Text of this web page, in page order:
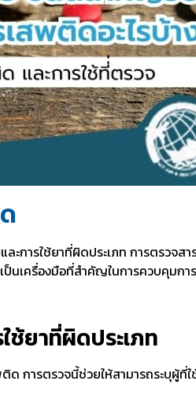
การใช้ยาที่ผิดประเภท การตรวจส
เครื่องมือที่สำคัญในการควบคุมกา
ช้ยาที่ผิดประเภท
การตรวจนี้ช่วยให้สามารถระบุผู้